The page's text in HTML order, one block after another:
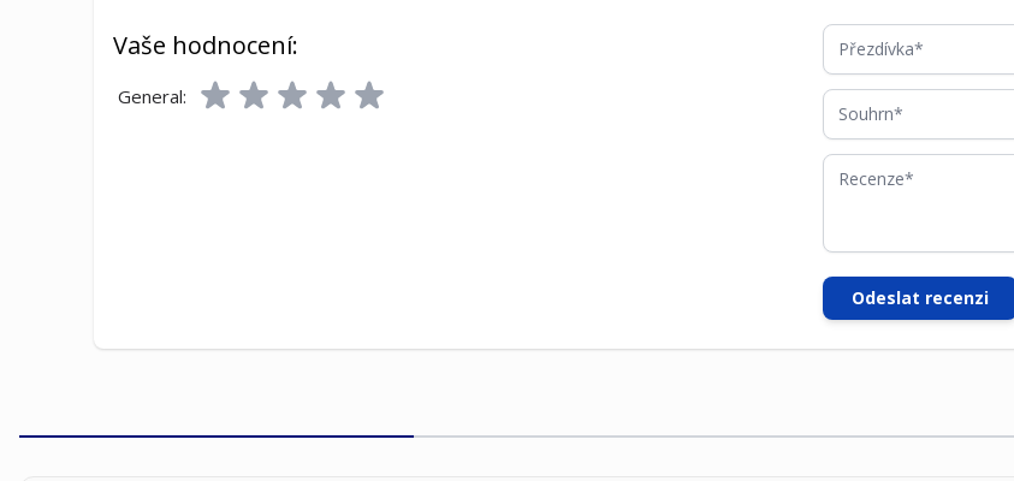
Vaše hodnocení:
General:
Přezdívka
Souhrn
Recenze
Odeslat recenzi